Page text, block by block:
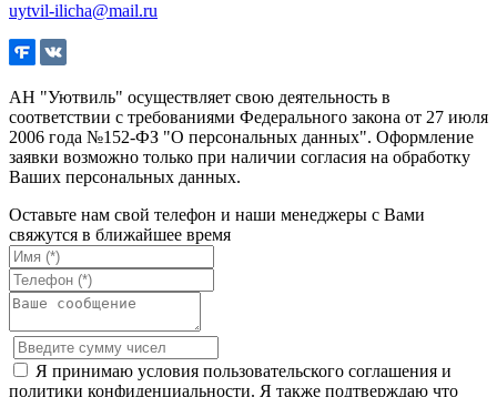
uytvil-ilicha@mail.ru
АН "Уютвиль" осуществляет свою деятельность в
соответствии с требованиями Федерального закона от 27 июля
2006 года №152-ФЗ "О персональных данных". Оформление
заявки возможно только при наличии согласия на обработку
Ваших персональных данных.
Оставьте нам свой телефон и наши менеджеры с Вами
свяжутся в ближайшее время
Я принимаю условия пользовательского соглашения и
политики конфиденциальности. Я также подтверждаю что